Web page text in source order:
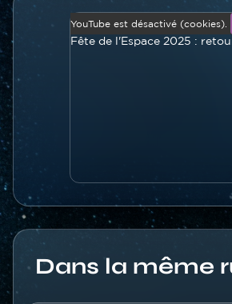
Vidéo
(youtube...)
Video
en
ligne
YouTube est désactivé (cookies).
Fête de l'Espace 2025 :
Titre
Dans la même